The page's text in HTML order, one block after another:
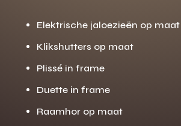
Elektrische jaloezieën op maat
Klikshutters op maat
Plissé in frame
Duette in frame
Raamhor op maat